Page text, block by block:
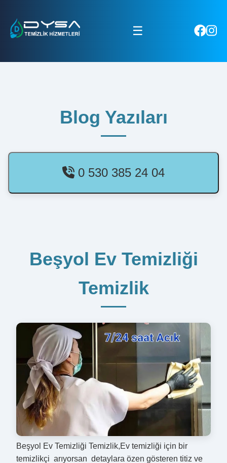
☰
Blog Yazıları
0 530 385 24 04
Beşyol Ev Temizliği
Temizlik
Beşyol Ev Temizliği Temizlik,Ev temizliği için bir
temizlikçi arıyorsan detaylara özen gösteren titiz ve